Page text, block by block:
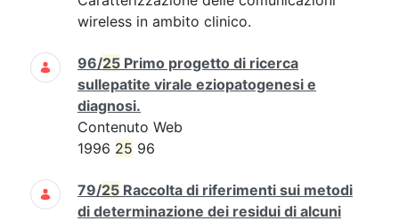
wireless in ambito clinico.
96/25 Primo progetto di ricerca
sullepatite virale eziopatogenesi e
diagnosi.
Contenuto Web
1996 25 96
79/25 Raccolta di riferimenti sui metodi
di determinazione dei residui di alcuni